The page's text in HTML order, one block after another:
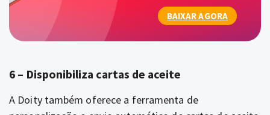
BAIXAR AGORA
6 – Disponibiliza cartas de aceite
A Doity também oferece a ferramenta de